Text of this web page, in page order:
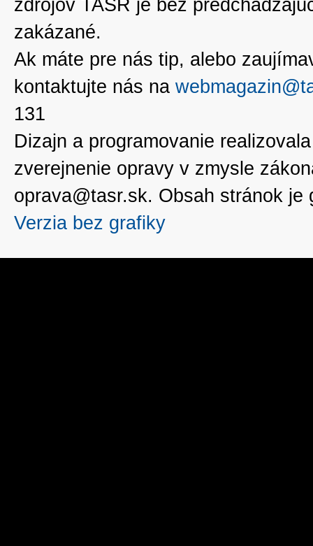
zdrojov TASR je bez
zakázané.
Ak máte pre nás tip, alebo
kontaktujte nás na
131
Dizajn a programovanie
zverejnenie opravy v zmysle
oprava@tasr.sk. Obsah stránok
Verzia bez grafiky